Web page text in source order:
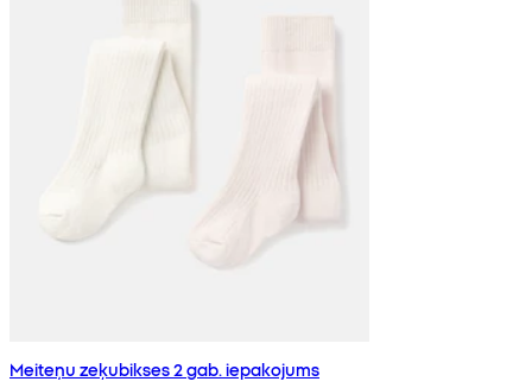
Meiteņu zeķubikses 2 gab. iepakojums